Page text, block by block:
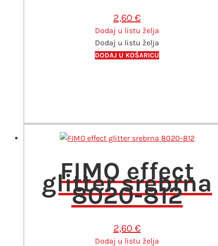
2,60 €
Dodaj u listu želja
Dodaj u listu želja
DODAJ U KOŠARICU
FIMO effect
glitter srebrna
8020-812
2,60 €
Dodaj u listu želja